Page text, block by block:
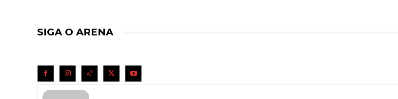
SIGA O ARENA